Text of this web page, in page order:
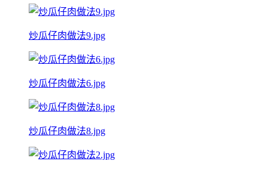
炒瓜仔肉做法9.jpg
炒瓜仔肉做法6.jpg
炒瓜仔肉做法8.jpg